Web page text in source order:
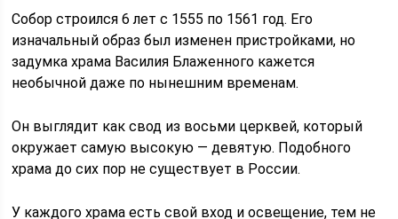
Собор строился 6 лет с 1555 по 1561 год. Его
изначальный образ был изменен пристройками, но
задумка храма Василия Блаженного кажется
необычной даже по нынешним временам.
Он выглядит как свод из восьми церквей, который
окружает самую высокую — девятую. Подобного
храма до сих пор не существует в России.
У каждого храма есть свой вход и освещение, тем не